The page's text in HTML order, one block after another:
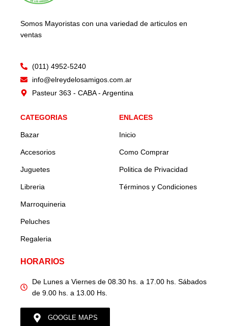
Somos Mayoristas con una variedad de articulos en
ventas
(011) 4952-5240
info@elreydelosamigos.com.ar
Pasteur 363 - CABA - Argentina
CATEGORIAS
Bazar
Accesorios
Juguetes
Libreria
Marroquineria
Peluches
Regaleria
ENLACES
Inicio
Como Comprar
Politica de Privacidad
Términos y Condiciones
HORARIOS
De Lunes a Viernes de 08.30 hs. a 17.00 hs. Sábados
de 9.00 hs. a 13.00 Hs.
GOOGLE MAPS